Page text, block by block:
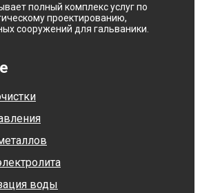
полный комплекс услуг по
проектированию,
сооружений для гальваники.
воды